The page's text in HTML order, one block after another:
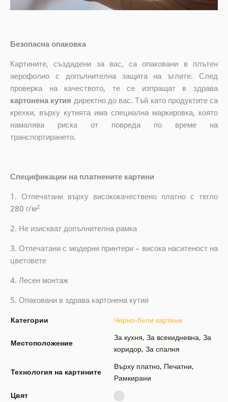
Безопасна опаковка
Картините, създадени за вас, са опаковани в плътен
аерофолио с допълнителна защита на ъглите. След
проверка на качеството, те се изпращат в здрава
картонена кутия директно до вас. Тъй като продуктите са
крехки, върху кутията има специална маркировка, която
намалява риска от повреда по време на
транспортирането.
Спецификации на платнените картини
1. Отпечатани върху висококачествено платно с тегло
280 г/м2
2. Не изискват допълнителна рамка
3. Отпечатани с модерни принтери – висока наситеност на
цветовете
4. Лесен монтаж
5. Опаковани в здрава картонена кутия
Категории Черно-бели картини
Местоположение
За кухня, За всекидневна, За
коридор, За спалня
Технология на картините
Върху платно, Печатни,
Рамкирани
Цвят